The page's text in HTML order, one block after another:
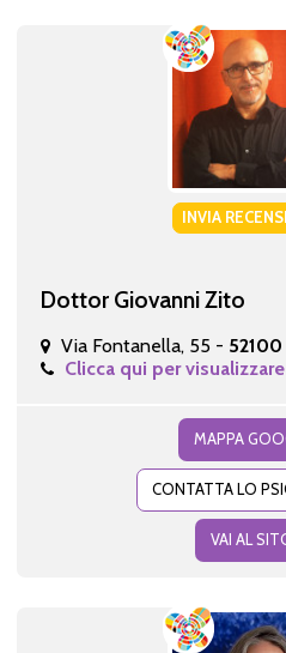
INVIA
Dottor Giovanni Zito
Via Fontanella, 55 - 52100
Clicca qui per
MAPPA
CONTATTA LO
VAI AL